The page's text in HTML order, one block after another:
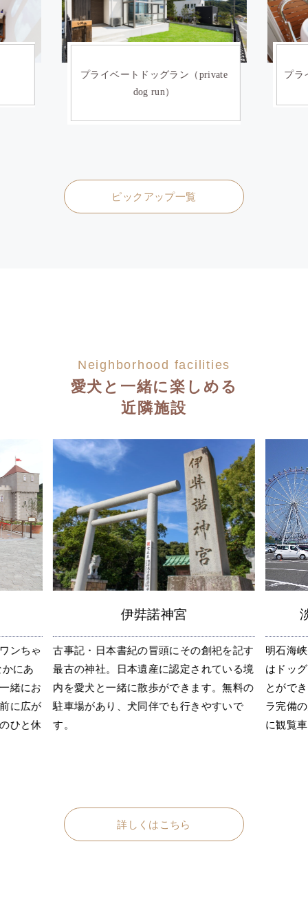
プライベートドッグラン（private
dog run）
プラ
ピックアップ一覧
Neighborhood facilities
愛犬と一緒に楽しめる
近隣施設
ンちゃ
にあ
緒にお
に広が
ひと休
伊弉諾神宮
古事記・日本書紀の冒頭にその創祀を記す
最古の神社。日本遺産に認定されている境
内を愛犬と一緒に散歩ができます。無料の
駐車場があり、犬同伴でも行きやすいで
す。
明石海
はドッ
とがで
ラ完備
に観覧
詳しくはこちら